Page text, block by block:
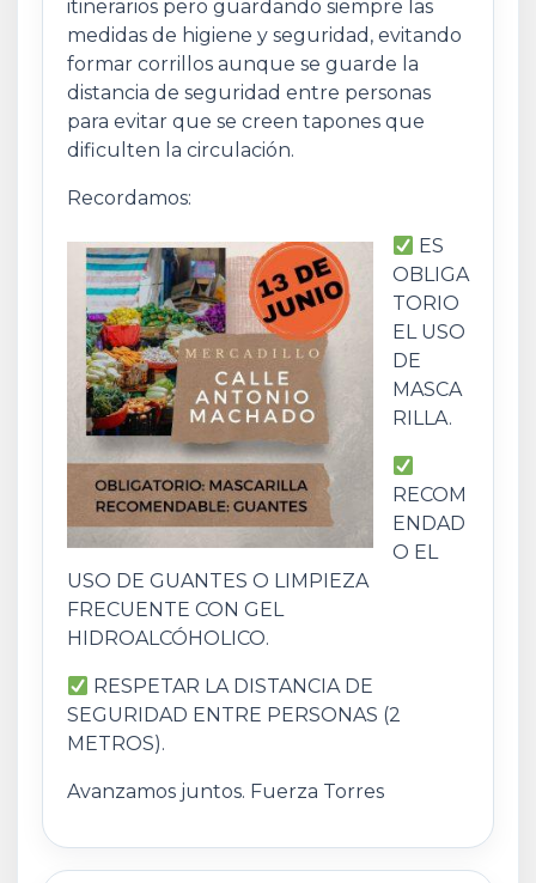
itinerarios pero guardando siempre las
medidas de higiene y seguridad, evitando
formar corrillos aunque se guarde la
distancia de seguridad entre personas
para evitar que se creen tapones que
dificulten la circulación.
Recordamos:
ES
OBLIGA
TORIO
EL USO
DE
MASCA
RILLA.
RECOM
ENDAD
O EL
USO DE GUANTES O LIMPIEZA
FRECUENTE CON GEL
HIDROALCÓHOLICO.
RESPETAR LA DISTANCIA DE
SEGURIDAD ENTRE PERSONAS (2
METROS).
Avanzamos juntos. Fuerza Torres